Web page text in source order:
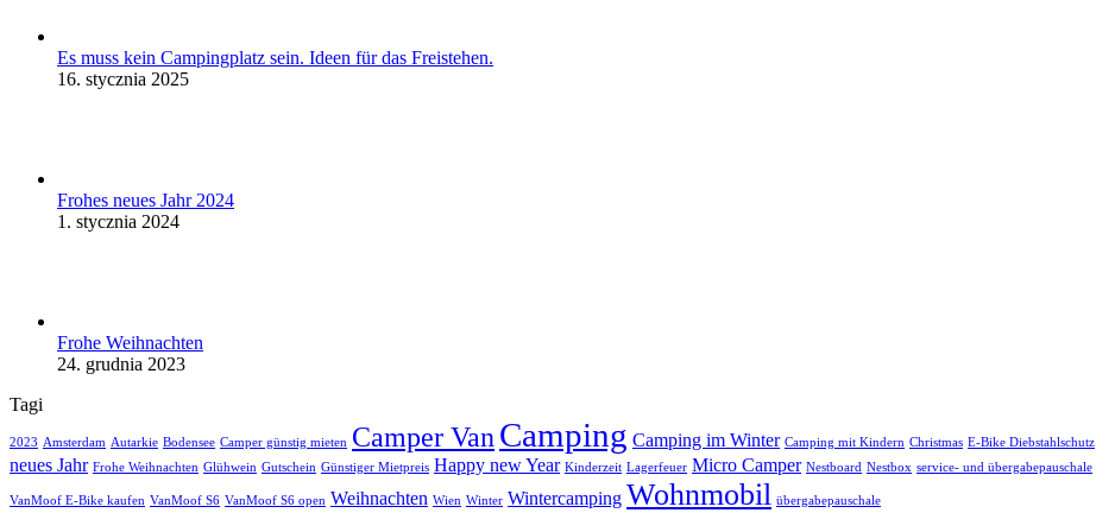
Es muss kein Campingplatz sein. Ideen für das Freistehen.
16. stycznia 2025
Frohes neues Jahr 2024
1. stycznia 2024
Frohe Weihnachten
24. grudnia 2023
Tagi
2023 Amsterdam Autarkie Bodensee Camper günstig mieten Camper VanCamping Camping im Winter Camping mit Kindern Christmas E-Bike Diebstahlschutz
neues Jahr Frohe Weihnachten Glühwein Gutschein Günstiger Mietpreis Happy new Year Kinderzeit Lagerfeuer Micro Camper Nestboard Nestbox service- und übergabepauschale
VanMoof E-Bike kaufen VanMoof S6 VanMoof S6 open Weihnachten Wien Winter Wintercamping Wohnmobil übergabepauschale